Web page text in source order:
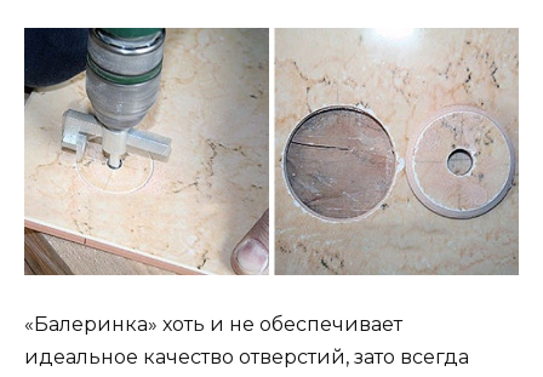
«Балеринка» хоть и не обеспечивает
идеальное качество отверстий, зато всегда